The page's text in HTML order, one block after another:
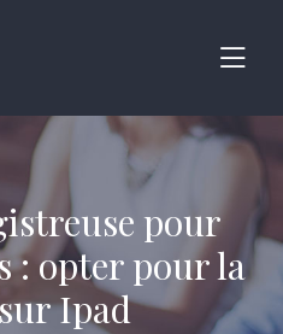
pour
: opter pour la
Ipad